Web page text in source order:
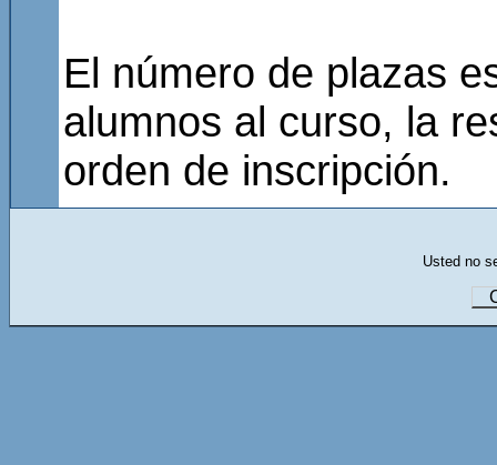
El número de plazas
alumnos al curso, la
orden de inscripción.
Usted no